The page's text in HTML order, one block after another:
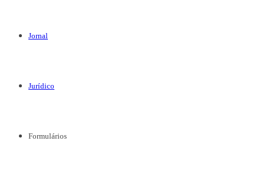
Jornal
Jurídico
Formulários